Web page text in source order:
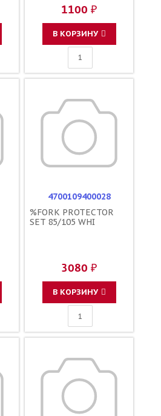
1100 ₽
В КОРЗИНУ
4700109400028
%FORK PROTECTOR
SET 85/105 WHI
3080 ₽
В КОРЗИНУ